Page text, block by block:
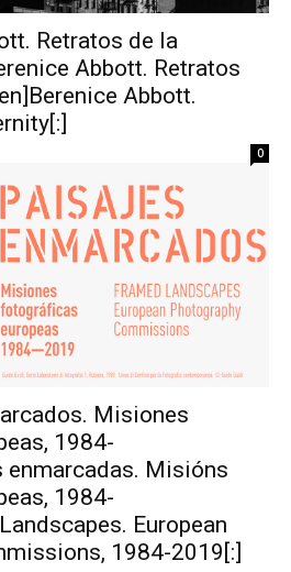
Retratos de la
Abbott. Retratos
Abbott.
0
Misiones
1984-
enmarcadas. Misións
1984-
European
1984-2019[:]